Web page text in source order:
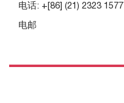
电话: +[86] (21) 2323 1577
电邮